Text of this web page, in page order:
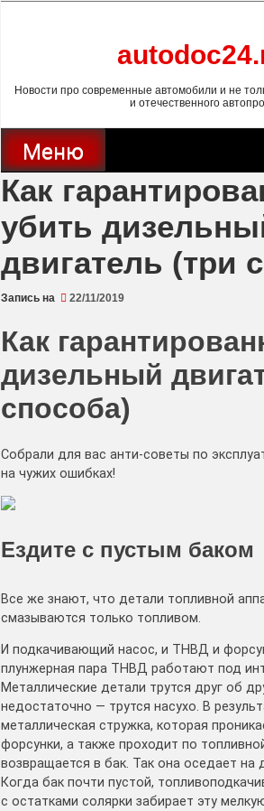
Новости про современные автомобили и не
и отечественного
Меню
Как
убить
двигатель (три
Запись на 22/11/2019
Как
дизельный
способа)
Собрали для вас анти-советы по
на чужих ошибках!
Ездите с пустым баком
Все же знают, что детали топливной
смазываются только топливом.
И подкачивающий насос, и ТНВД и
плунжерная пара ТНВД работают под
Металлические детали трутся друг об
недостаточно — трутся насухо. В
металлическая стружка, которая
форсунки, а также проходит по
возвращается в бак. Так она оседает на
Когда бак почти пустой,
с остатками солярки забирает эту